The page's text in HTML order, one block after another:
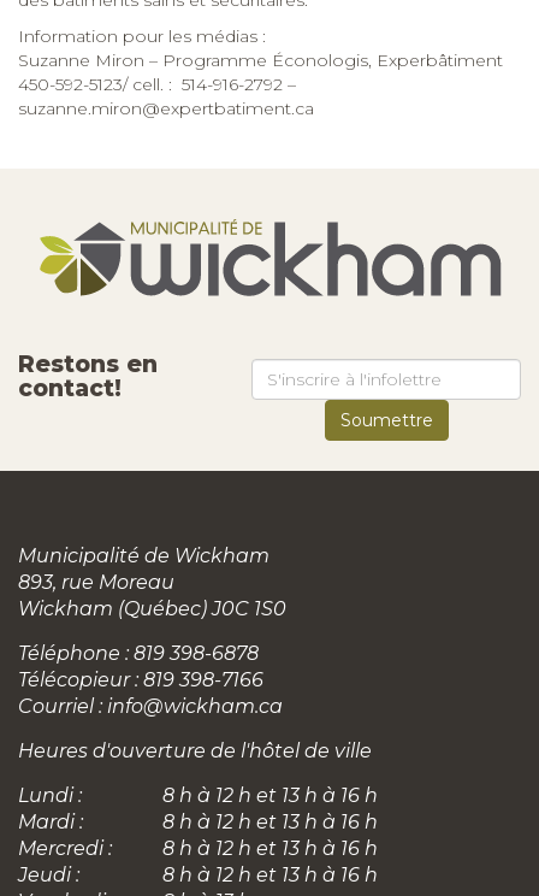
Information pour les médias :
Suzanne Miron – Programme Éconologis, Experbâtiment
450-592-5123/ cell. : 514-916-2792 –
suzanne.miron@expertbatiment.ca
Restons en
contact!
Municipalité de Wickham
893, rue Moreau
Wickham (Québec) J0C 1S0
Téléphone : 819 398-6878
Télécopieur : 819 398-7166
Courriel : info@wickham.ca
Heures d'ouverture de l'hôtel de ville
Lundi :
8 h à 12 h et 13 h à 16 h
Mardi :
8 h à 12 h et 13 h à 16 h
Mercredi :
8 h à 12 h et 13 h à 16 h
Jeudi :
8 h à 12 h et 13 h à 16 h